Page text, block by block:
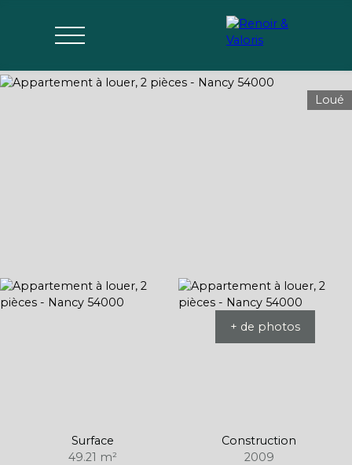
Loué
+ de photos
Surface
49.21 m²
Construction
2009